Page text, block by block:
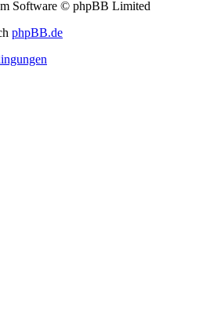
Software © phpBB Limited
phpBB.de